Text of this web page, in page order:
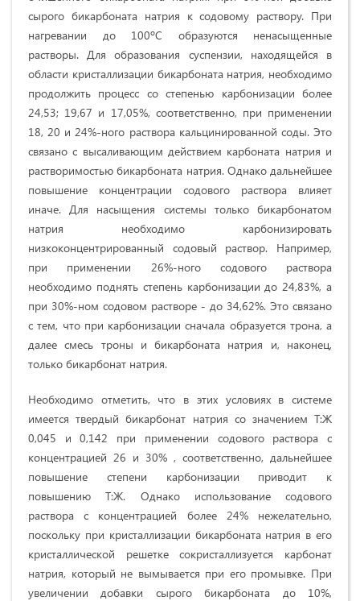
сырого бикарбоната натрия к содовому раствору. При
нагревании до 100ºС образуются ненасыщенные
растворы. Для образования суспензии, находящейся в
области кристаллизации бикарбоната натрия, необходимо
продолжить процесс со степенью карбонизации более
24,53; 19,67 и 17,05%, соответственно, при применении
18, 20 и 24%-ного раствора кальцинированной соды. Это
связано с высаливающим действием карбоната натрия и
растворимостью бикарбоната натрия. Однако дальнейшее
повышение концентрации содового раствора влияет
иначе. Для насыщения системы только бикарбонатом
натрия необходимо карбонизировать
низкоконцентрированный содовый раствор. Например,
при применении 26%-ного содового раствора
необходимо поднять степень карбонизации до 24,83%, а
при 30%-ном содовом растворе - до 34,62%. Это связано
с тем, что при карбонизации сначала образуется трона, а
далее смесь троны и бикарбоната натрия и, наконец,
только бикарбонат натрия.
Необходимо отметить, что в этих условиях в системе
имеется твердый бикарбонат натрия со значением Т:Ж
0,045 и 0,142 при применении содового раствора с
концентрацией 26 и 30% , соответственно, дальнейшее
повышение степени карбонизации приводит к
повышению Т:Ж. Однако использование содового
раствора с концентрацией более 24% нежелательно,
поскольку при кристаллизации бикарбоната натрия в его
кристаллической решетке сокристаллизуется карбонат
натрия, который не вымывается при его промывке. При
увеличении добавки сырого бикарбоната до 10%,